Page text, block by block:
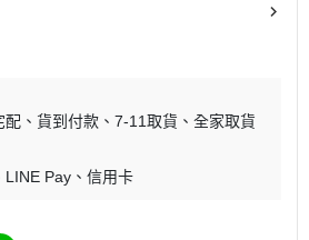
配 貨到付款 7-11取貨
全家取貨
LINE Pay 信用卡